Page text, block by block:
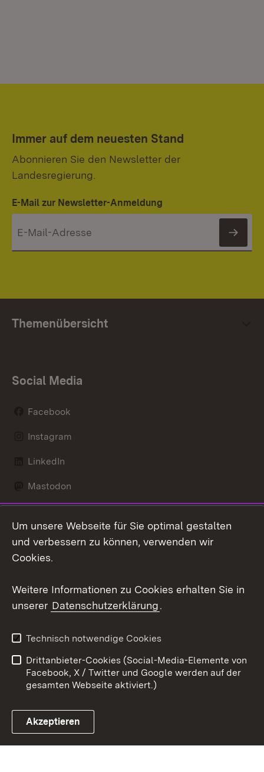
Immer auf dem neuesten Stand
Abonnieren Sie den Newsletter der
Landesregierung.
E-Mail zur Newsletter-Anmeldung
Themenübersicht
Social Media
Facebook
Instagram
LinkedIn
Mastodon
X / Twitter
Youtube
Link zum Landesportal
Kontakt
Datenschutz
Barrierefreiheit
Impressum Cookies
Um unsere Webseite für Sie optimal gestalten
und verbessern zu können, verwenden wir
Cookies.
Weitere Informationen zu Cookies erhalten Sie in
unserer Datenschutzerklärung.
Technisch notwendige Cookies
Drittanbieter-Cookies (Social-Media-Elemente von
Facebook, X / Twitter und Google werden auf der
gesamten Webseite aktiviert.)
Akzeptieren